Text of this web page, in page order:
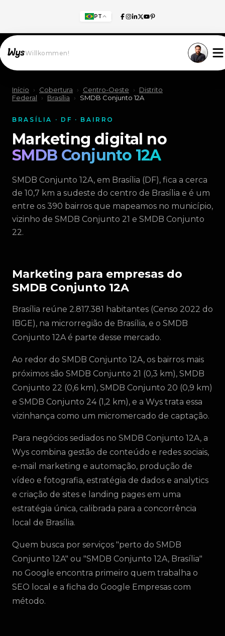
PT
Willkommen!
Início › Cobertura › Centro-Oeste ›
Distrito
Federal
› Brasília › SMDB Conjunto 12A
BRASÍLIA · DF · BAIRRO
Marketing digital no
SMDB Conjunto 12A
SMDB Conjunto 12A, em Brasília (DF), fica a cerca
de 10,7 km a sudeste do centro de Brasília e é um
entre os 390 bairros que mapeamos no município,
vizinho de SMDB Conjunto 21 e SMDB Conjunto
22.
Marketing para empresas do
SMDB Conjunto 12A
Brasília reúne 2.817.381 habitantes (Censo 2022 do
IBGE), na microrregião de Brasília, e o SMDB
Conjunto 12A é parte desse mercado.
Ao redor do SMDB Conjunto 12A, os bairros mais
próximos são SMDB Conjunto 21 (0,3 km), SMDB
Conjunto 22 (0,6 km), SMDB Conjunto 20 (0,9 km)
e SMDB Conjunto 24 (1,2 km), e a Wys trata essa
vizinhança como um micromercado de captação.
Para negócios sediados no SMDB Conjunto 12A, a
Wys combina gestão de conteúdo e redes sociais,
e-mail marketing e automação, produção de
vídeo e fotografia, estratégia de dados e analytics
e criação de sites e landing pages em uma
estratégia única, calibrada para a concorrência
local de Brasília.
Quem busca por serviços "perto do SMDB
Conjunto 12A" ou "SMDB Conjunto 12A, Brasília"
no Google encontra primeiro quem trabalha o
SEO local e a ficha do Google Empresas com
método.